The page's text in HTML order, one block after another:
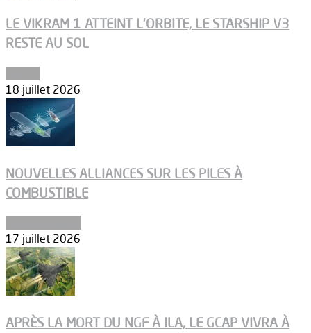
LE VIKRAM 1 ATTEINT L’ORBITE, LE STARSHIP V3
RESTE AU SOL
18 juillet 2026
NOUVELLES ALLIANCES SUR LES PILES À
COMBUSTIBLE
17 juillet 2026
APRÈS LA MORT DU NGF À ILA, LE GCAP VIVRA À